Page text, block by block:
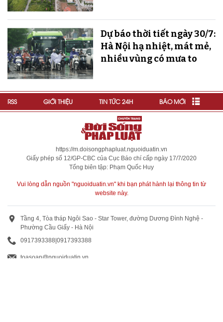
Dự báo thời tiết ngày 30/7:
Hà Nội hạ nhiệt, mát mẻ,
nhiều vùng có mưa to
RSS GIỚI THIỆU TIN TỨC 24H BÁO MỚI
https://m.doisongphapluat.nguoiduatin.vn
Giấy phép số 12/GP-CBC của Cục Báo chí cấp ngày 17/7/2020
Tổng biên tập: Phạm Quốc Huy
Vui lòng dẫn nguồn "nguoiduatin.vn" khi bạn phát hành lại thông tin từ
website này.
Tầng 4, Tòa tháp Ngôi Sao - Star Tower, đường Dương Đình Nghệ -
Phường Cầu Giấy - Hà Nội
0917393388 0917393388
toasoan@nguoiduatin.vn